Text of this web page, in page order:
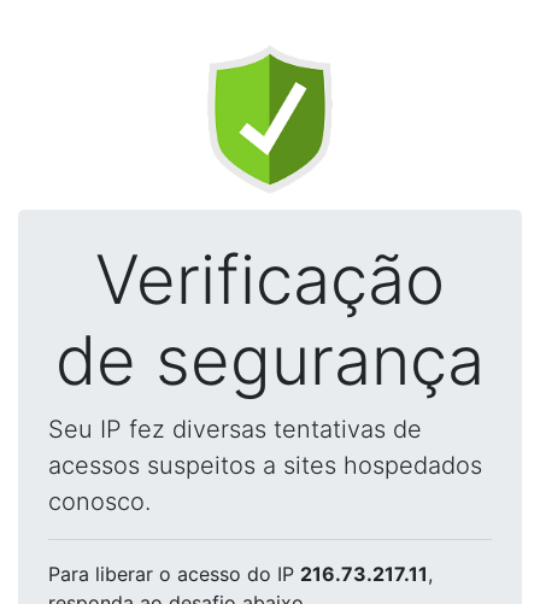
Verificação
de segurança
Seu IP fez diversas tentativas de
acessos suspeitos a sites hospedados
conosco.
Para liberar o acesso do IP 216.73.217.11,